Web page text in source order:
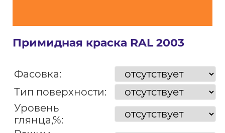
Примидная краска RAL 2003
Фасовка:
Тип поверхности:
Уровень
глянца,%: